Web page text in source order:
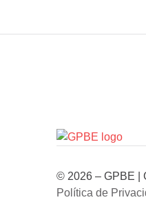
© 2026 – GPBE |
Política de